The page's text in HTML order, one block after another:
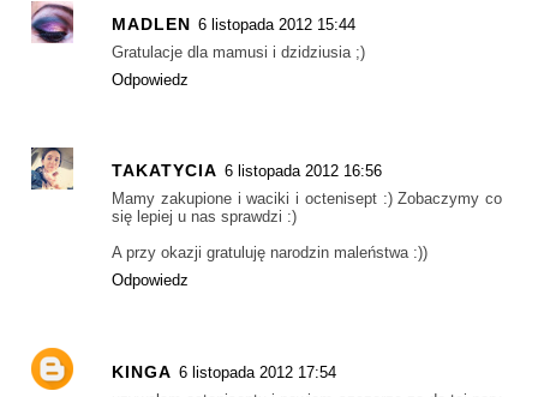
MADLEN 6 listopada 2012 15:44
Gratulacje dla mamusi i dzidziusia ;)
Odpowiedz
TAKATYCIA 6 listopada 2012 16:56
Mamy zakupione i waciki i octenisept :) Zobaczymy co
się lepiej u nas sprawdzi :)
A przy okazji gratuluję narodzin maleństwa :))
Odpowiedz
KINGA 6 listopada 2012 17:54